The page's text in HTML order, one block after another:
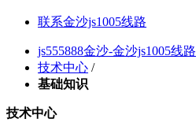
联系金沙js1005线路
js555888金沙-金沙js1005线路
技术中心 /
基础知识
技术中心